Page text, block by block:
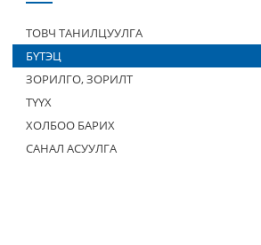
ТОВЧ ТАНИЛЦУУЛГА
БҮТЭЦ
ЗОРИЛГО, ЗОРИЛТ
ТҮҮХ
ХОЛБОО БАРИХ
САНАЛ АСУУЛГА